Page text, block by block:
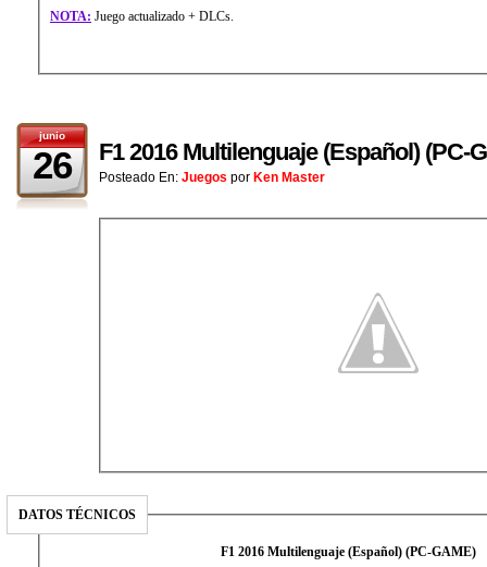
NOTA: Juego actualizado + DLCs.
junio
26 F1 2016 Multilenguaje (Español) (PC-
Posteado En: Juegos por Ken Master
DATOS TÉCNICOS
F1 2016 Multilenguaje (Español) (PC-GAME)